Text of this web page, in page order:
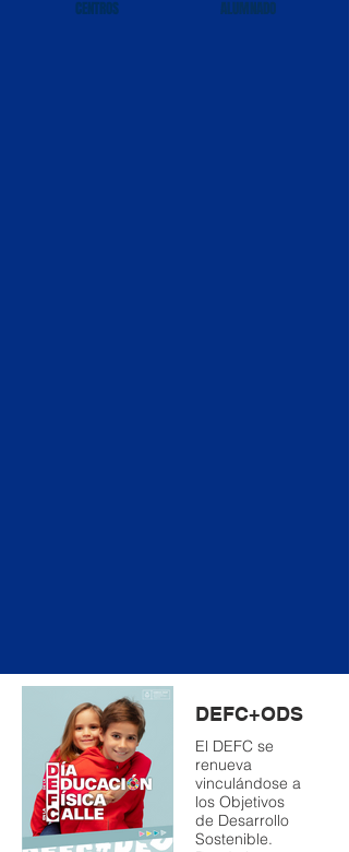
CENTROS ALUMNADO
DEFC+ODS
El DEFC se
renueva
vinculándose a
los Objetivos
de Desarrollo
Sostenible.